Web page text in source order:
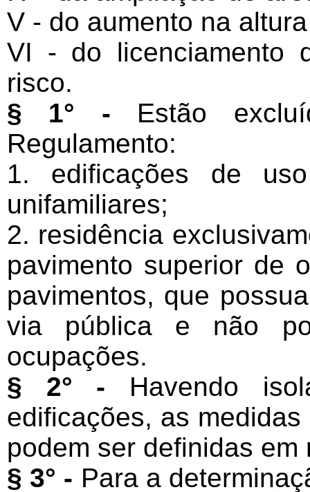
V - do aumento na
VI - do licenciamento
risco.
§ 1° - Estão
Regulamento:
1. edificações de uso
unifamiliares;
2. residência
pavimento superior de
pavimentos, que
via pública e não
ocupações.
§ 2° - Havendo
edificações, as
podem ser definidas
§ 3° - Para a